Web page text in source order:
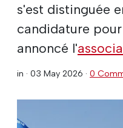
s'est distinguée
candidature
annoncé l'
in · 03 May 2026 · 0